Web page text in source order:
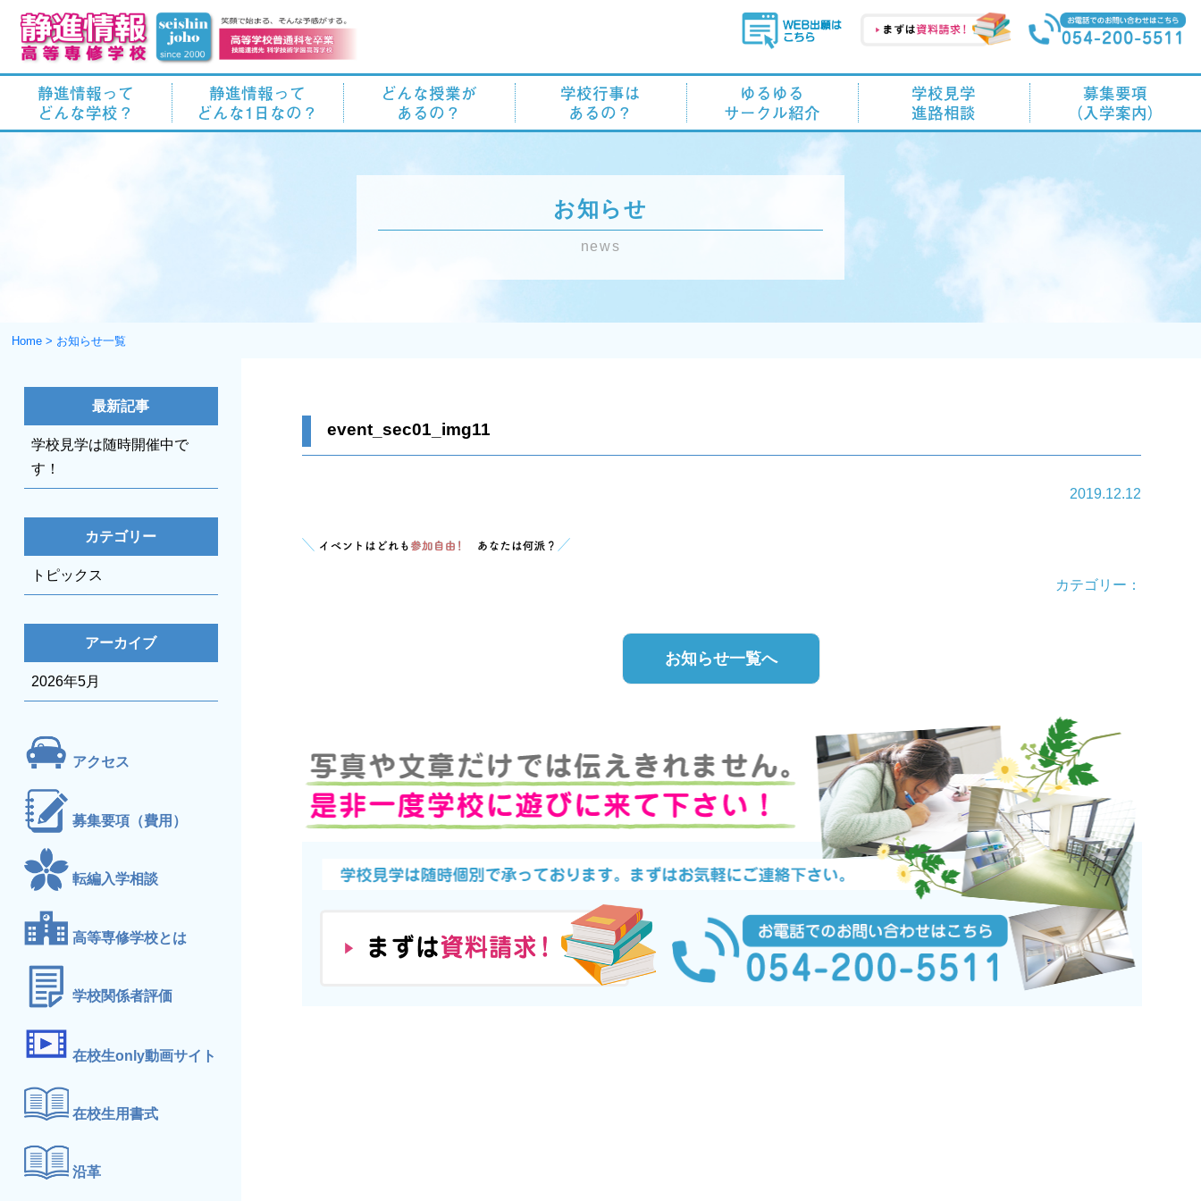
静進情報って
どんな学校？
静進情報って
どんな1日なの？
どんな授業が
あるの？
学校行事は
あるの？
ゆるゆる
サークル紹介
学校見学
進路相談
募集要項
（入学案内）
お知らせ
news
Home > お知らせ一覧
event_sec01_img11
2019.12.12
カテゴリー：
お知らせ一覧へ
最新記事
学校見学は随時開催中で
す！
カテゴリー
トピックス
アーカイブ
2026年5月
アクセス
募集要項（費用）
転編入学相談
高等専修学校とは
学校関係者評価
在校生only動画サイト
在校生用書式
沿革